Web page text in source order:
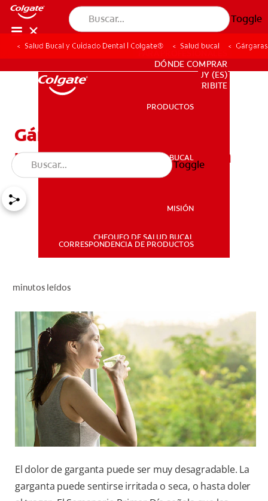
Toggle
SALUD BUCAL
PARA PROFESIONALES
DÓNDE COMPRAR
UY (ES)
SUSCRIBITE
PARA PROFESIONALES
DÓNDE COMPRAR
UY (ES)
SUSCRIBITE
PRODUCTOS
SALUD BUCAL
MISIÓN
CHEQUEO DE SALUD BUCAL
CORRESPONDENCIA DE PRODUCTOS
Toggle
Salud Bucal y Cuidado Dental | Colgate® Salud bucal
Gárgaras de agua con sal
para el dolor de garganta
minutos leídos
El dolor de garganta puede ser muy desagradable. La
garganta puede sentirse irritada o seca, o hasta doler